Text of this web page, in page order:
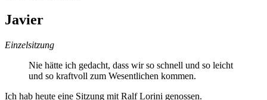
Javier
Einzelsitzung
Nie hätte ich gedacht, dass wir so schnell und so leicht
und so kraftvoll zum Wesentlichen kommen.
Ich hab heute eine Sitzung mit Ralf Lorini genossen.